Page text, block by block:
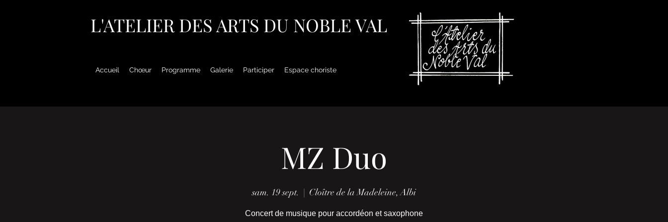
L'ATELIER DES ARTS DU NOBLE VAL
Accueil Chœur Programme Galerie Participer Espace choriste
MZ Duo
sam. 19 sept. Cloître de la Madeleine, Albi
Concert de musique pour accordéon et saxophone